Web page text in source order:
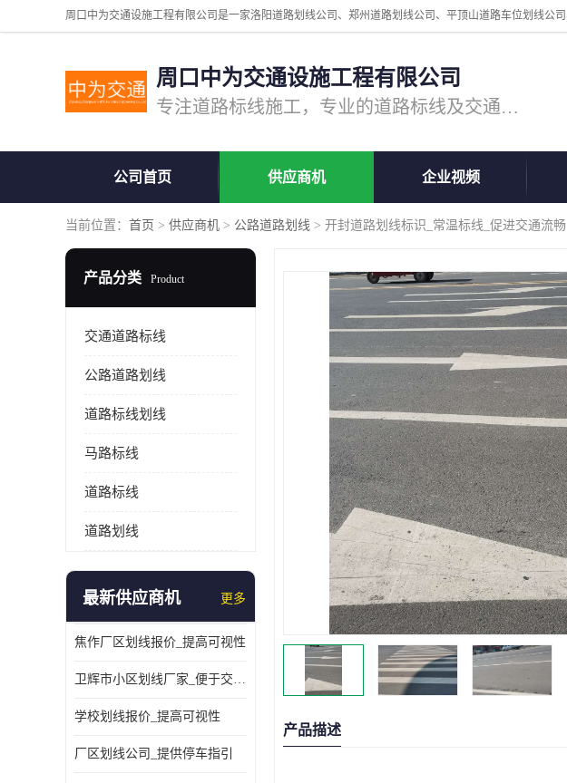
周口中为交通设施工程有限公司
专注道路标线施工，专业的道路标线及交通设施施工服务商!
公司首页 供应商机 企业视频
当前位置： 首页 > 供应商机 > 公路道路划线 > 开封道路划线标识_常温标线_促进交通流畅
产品分类 Product
交通道路标线
公路道路划线
道路标线划线
马路标线
道路标线
道路划线
最新供应商机 更多
焦作厂区划线报价_提高可视性
卫辉市小区划线厂家_便于交通管理
学校划线报价_提高可视性
厂区划线公司_提供停车指引
产品描述